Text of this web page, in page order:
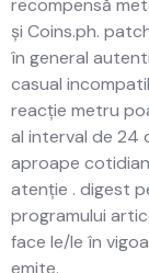
recompensă
și Coins.ph.
în general
casual
reacție metru
al interval de 24
aproape
atenție . digest
programului
face le/le în
emite.